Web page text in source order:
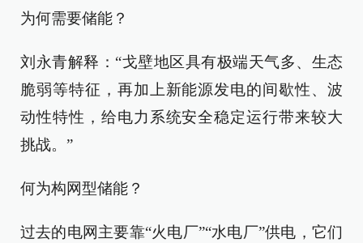
为何需要储能？
刘永青解释：“戈壁地区具有极端天气多、生态
脆弱等特征，再加上新能源发电的间歇性、波
动性特性，给电力系统安全稳定运行带来较大
挑战。”
何为构网型储能？
过去的电网主要靠“火电厂”“水电厂”供电，它们